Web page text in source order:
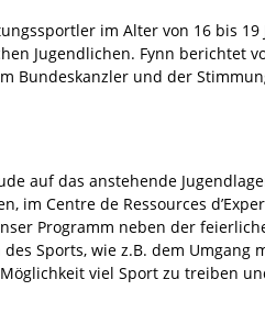
im Alter von 16 bis 19
Jugendlichen. Fynn berichtet
Bundeskanzler und der
auf das anstehende
im Centre de Ressources
Programm neben der
Sports, wie z.B. dem Umgang
viel Sport zu treiben